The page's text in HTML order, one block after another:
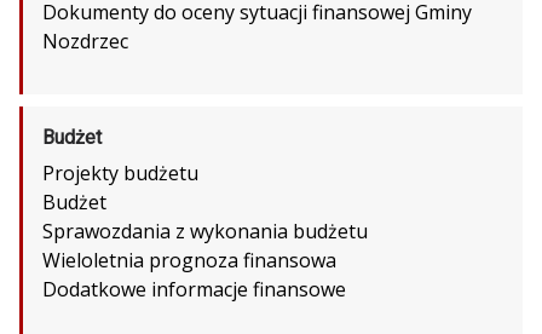
Dokumenty do oceny sytuacji finansowej Gminy
Nozdrzec
Budżet
Projekty budżetu
Budżet
Sprawozdania z wykonania budżetu
Wieloletnia prognoza finansowa
Dodatkowe informacje finansowe